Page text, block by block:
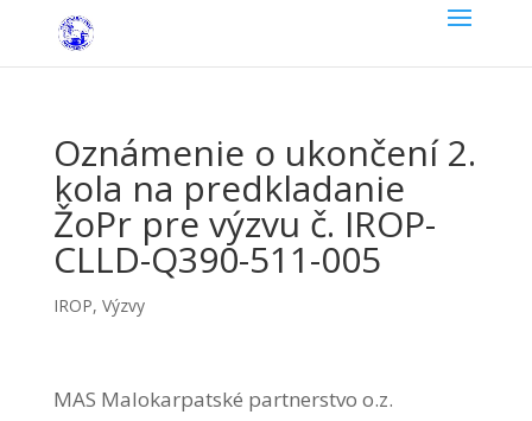
Oznámenie o ukončení 2.
kola na predkladanie
ŽoPr pre výzvu č. IROP-
CLLD-Q390-511-005
IROP, Výzvy
MAS Malokarpatské partnerstvo o.z.